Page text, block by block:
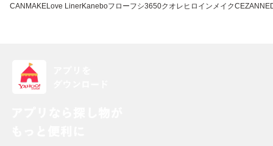
CANMAKELove LinerKaneboフローフシ3650クオレ ヒロインメイクCEZANNE